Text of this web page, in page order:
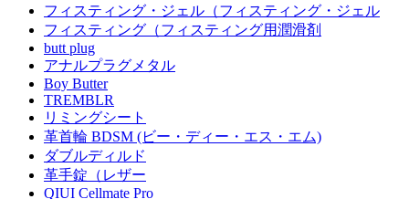
フィスティング・ジェル（フィスティング・ジェル
フィスティング（フィスティング用潤滑剤
butt plug
アナルプラグメタル
Boy Butter
TREMBLR
リミングシート
革首輪 BDSM (ビー・ディー・エス・エム)
ダブルディルド
革手錠（レザー
QIUI Cellmate Pro